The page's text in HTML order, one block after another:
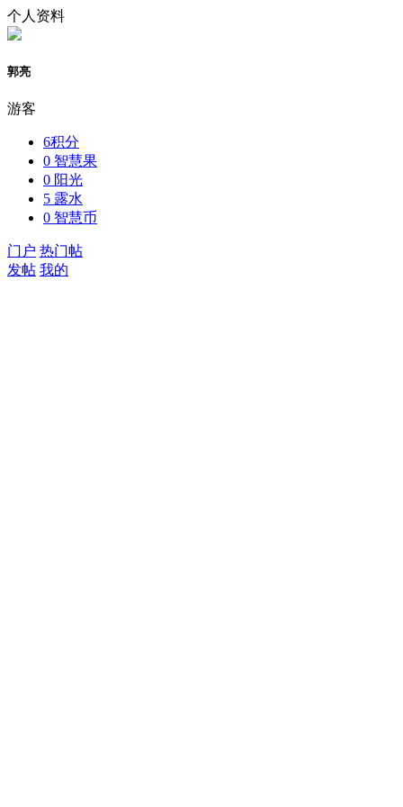
个人资料
郭亮
游客
6积分
0 智慧果
0 阳光
5 露水
0 智慧币
门户 热门帖
发帖 我的